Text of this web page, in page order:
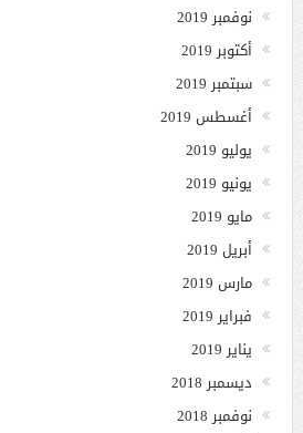
نوفمبر 2019
أكتوبر 2019
سبتمبر 2019
أغسطس 2019
يوليو 2019
يونيو 2019
مايو 2019
أبريل 2019
مارس 2019
فبراير 2019
يناير 2019
ديسمبر 2018
نوفمبر 2018